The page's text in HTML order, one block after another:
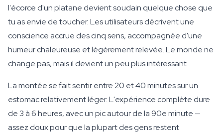
l'écorce d'un platane devient soudain quelque chose que
tu as envie de toucher. Les utilisateurs décrivent une
conscience accrue des cinq sens, accompagnée d'une
humeur chaleureuse et légèrement relevée. Le monde ne
change pas, mais il devient un peu plus intéressant.
La montée se fait sentir entre 20 et 40 minutes sur un
estomac relativement léger. L'expérience complète dure
de 3 à 6 heures, avec un pic autour de la 90e minute —
assez doux pour que la plupart des gens restent